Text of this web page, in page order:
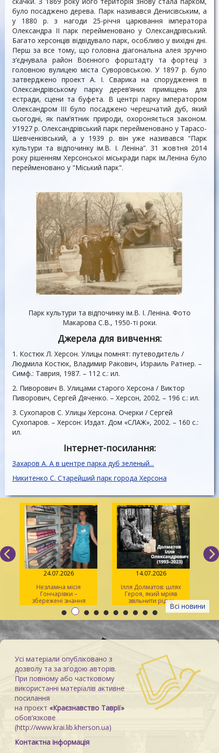
було посаджено дерева. Парк називався Денисівським, а
у 1880 р. з нагоди 25-річчя царювання імператора
Олександра II парк перейменовано у Олександрівський.
Багато херсонців відвідувало парк, особливо у вихідні дні.
Перш за все тому, що головна діагональна алея зручно
з’єднувала район Воєнного форштадту та фортеці з
головною вулицею міста Суворовською. У 1897 р. було
затверджено проект А. І. Сварика на спорудження в
Олександрівському парку дерев’яних приміщень для
естради, сцени та буфета. В центрі парку імператором
Олександром III було посаджено черешчатий дуб, який
сьогодні, як пам’ятник природи, охороняється законом.
У1927 р. Олександрівський парк перейменовано у Тарасо-
Шевченківський, а у 1939 р. він уже називався “Парк
культури та відпочинку ім.В. І. Леніна”. 31 жовтня 2014
року рішенням Херсонської міськради парк ім.Леніна було
перейменовано у "Міський парк".
Парк культури та відпочинку ім.В. І. Леніна. Фото
Макарова С.В., 1950-ті роки.
Джерела для вивчення:
1. Костюк Л. Херсон. Улицы помнят: путеводитель /
Людмила Костюк, Владимир Ракович, Израиль Ратнер. –
Симф.: Таврия, 1987. – 112 с.: ил.
2. Пиворович В. Улицами старого Херсона / Виктор
Пиворович, Сергей Дяченко. – Херсон, 2002. – 196 с.: ил.
3. Сухопаров С. Улицы Херсона. Очерки / Сергей
Сухопаров. – Херсон: Издат. Дом «СЛАЖ», 2002. – 160 с.:
ил.
Інтернет-посилання:
Захаров А. А в центре парка дуб зеленый...
Никитенко С. Старейший парк города Херсона
Всі новини
24.07.2026
Незламна місія
Гончарівки –
збережені знання
14.07.2026
Ілля Долматов: шлях
Героя, який мріяв
звільнити рідну
Каховку
Усі матеріали опубліковано з
дозволу та за згодою авторів.
При повному або частковому
використанні матеріалів активне
посилання
на проєкт «Краєзнавство Таврії»
обов’язкове
(http://www.krai.lib.kherson.ua)
Контактна інформація